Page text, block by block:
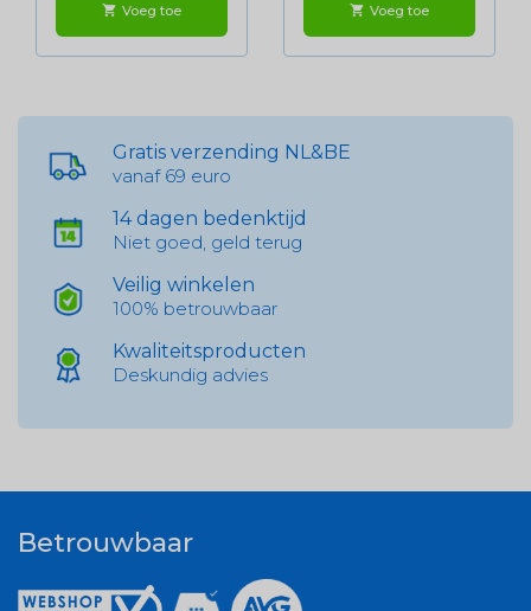
shopping_cart Voeg toe shopping_cart Voeg toe
Gratis verzending NL&BE
vanaf 69 euro
14 dagen bedenktijd
Niet goed, geld terug
Veilig winkelen
100% betrouwbaar
Kwaliteitsproducten
Deskundig advies
Betrouwbaar